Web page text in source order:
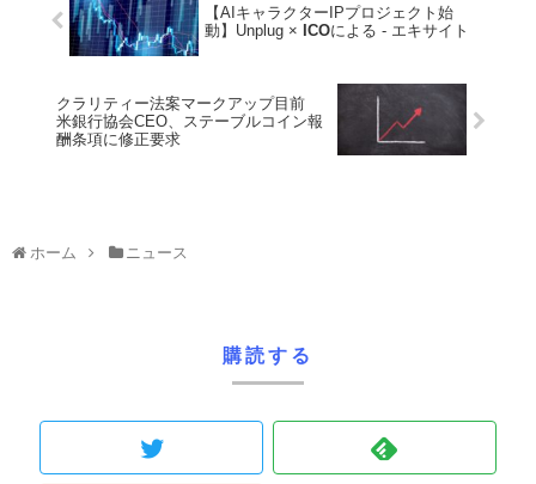
【AIキャラクターIPプロジェクト始
動】Unplug × ICOによる - エキサイト
クラリティー法案マークアップ目前
米銀行協会CEO、ステーブルコイン報
酬条項に修正要求
ホーム ニュース
購読する